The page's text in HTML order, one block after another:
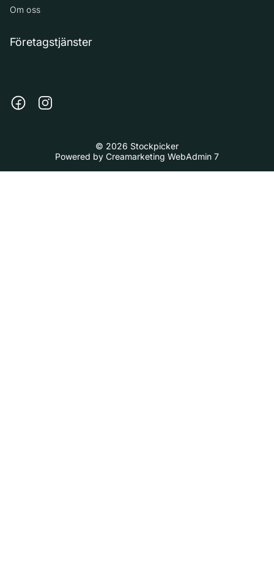
Om oss
Företagstjänster
© 2026 Stockpicker
Powered by Creamarketing WebAdmin 7